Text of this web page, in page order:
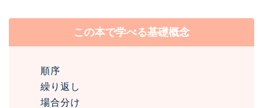
この本で学べる基礎概念
順序
繰り返し
場合分け